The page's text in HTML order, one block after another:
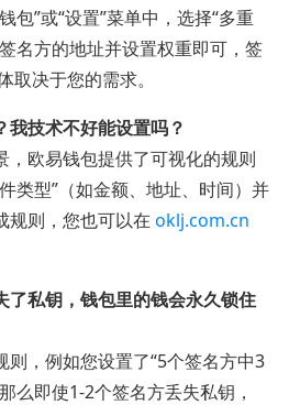
包”或“设置”菜单中，选择“多重
名方的地址并设置权重即可，签
取决于您的需求。
我技术不好能设置吗？
，欧易钱包提供了可视化的规则
类型”（如金额、地址、时间）并
规则，您也可以在 oklj.com.cn
了私钥，钱包里的钱会永久锁住
则，例如您设置了“5个签名方中3
么即使1-2个签名方丢失私钥，